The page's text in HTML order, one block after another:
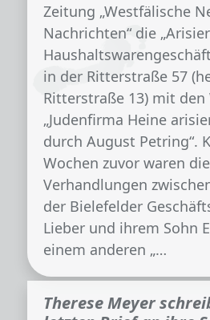
Zeitung „Westfälische
Nachrichten“ die
in der Ritterstraße 57
Ritterstraße 13) mit den
„Judenfirma Heine
durch August Petring“.
Wochen zuvor waren die
Verhandlungen
der Bielefelder
Lieber und ihrem Sohn
einem anderen „…
Therese Meyer